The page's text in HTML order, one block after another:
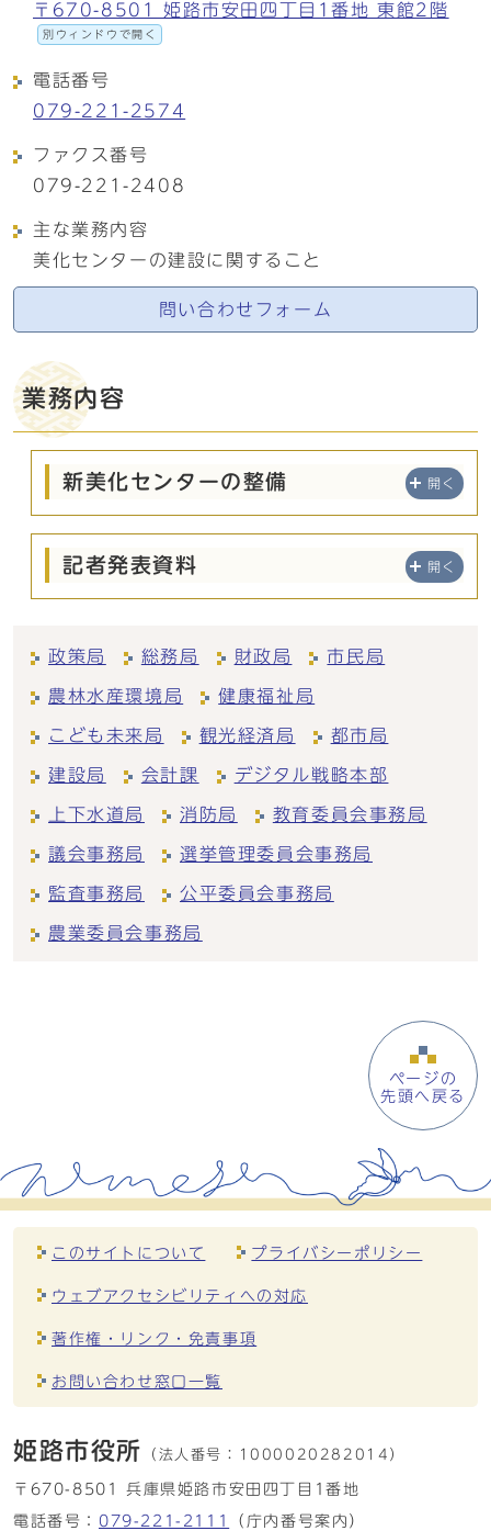
〒670-8501 姫路市安田四丁目1番地 東館2階
別ウィンドウで開く
電話番号
079-221-2574
ファクス番号
079-221-2408
主な業務内容
美化センターの建設に関すること
問い合わせフォーム
業務内容
新美化センターの整備 開く
記者発表資料 開く
政策局 総務局 財政局 市民局
農林水産環境局 健康福祉局
こども未来局 観光経済局 都市局
建設局 会計課 デジタル戦略本部
上下水道局 消防局 教育委員会事務局
議会事務局 選挙管理委員会事務局
監査事務局 公平委員会事務局
農業委員会事務局
ページの
先頭へ戻る
このサイトについて プライバシーポリシー
ウェブアクセシビリティへの対応
著作権・リンク・免責事項
お問い合わせ窓口一覧
姫路市役所 （法人番号： 1000020282014）
〒670-8501 兵庫県姫路市安田四丁目1番地
電話番号： 079-221-2111 （庁内番号案内）